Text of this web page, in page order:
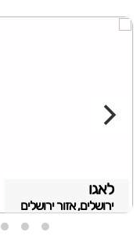
לאגו
ירושלים, אזור ירושלים